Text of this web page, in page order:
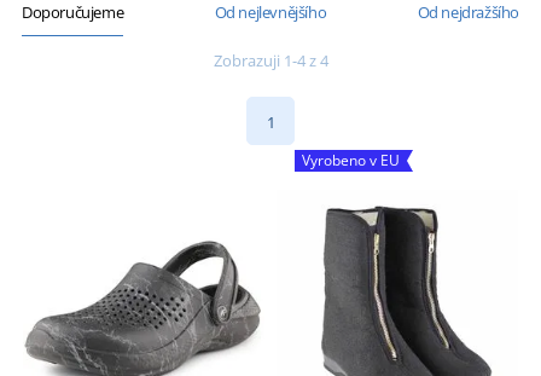
Doporučujeme Od nejlevnějšího Od nejdražšího
Zobrazuji 1-4 z 4
1
Vyrobeno v EU